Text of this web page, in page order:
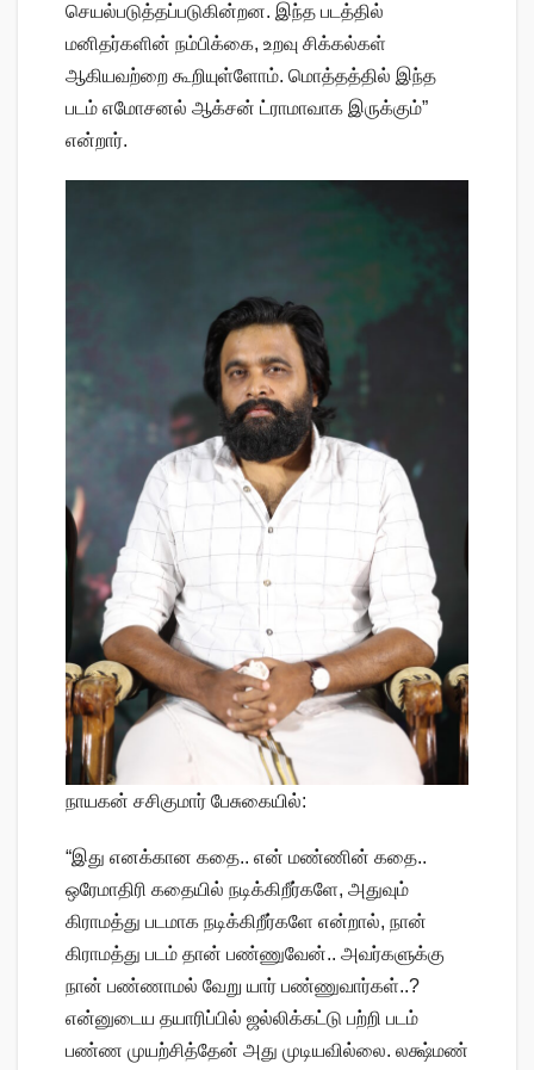
செயல்படுத்தப்படுகின்றன. இந்த படத்தில்
மனிதர்களின் நம்பிக்கை, உறவு சிக்கல்கள்
ஆகியவற்றை கூறியுள்ளோம். மொத்தத்தில் இந்த
படம் எமோசனல் ஆக்சன் ட்ராமாவாக இருக்கும்”
என்றார்.
நாயகன் சசிகுமார் பேசுகையில்:
“இது எனக்கான கதை.. என் மண்ணின் கதை..
ஒரேமாதிரி கதையில் நடிக்கிறீர்களே, அதுவும்
கிராமத்து படமாக நடிக்கிறீர்களே என்றால், நான்
கிராமத்து படம் தான் பண்ணுவேன்.. அவர்களுக்கு
நான் பண்ணாமல் வேறு யார் பண்ணுவார்கள்..?
என்னுடைய தயாரிப்பில் ஜல்லிக்கட்டு பற்றி படம்
பண்ண முயற்சித்தேன் அது முடியவில்லை. லக்ஷ்மண்